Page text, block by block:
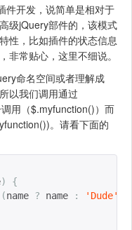
件开发，说简单是相对于
级jQuery部件的，该模式
性，比如插件的状态信息
非常贴心，这里不细说。
命名空间或者理解成
以我们调用通过
用（$.myfunction()）而
。请看下面的
)
{
(name ? name : 'Dude'